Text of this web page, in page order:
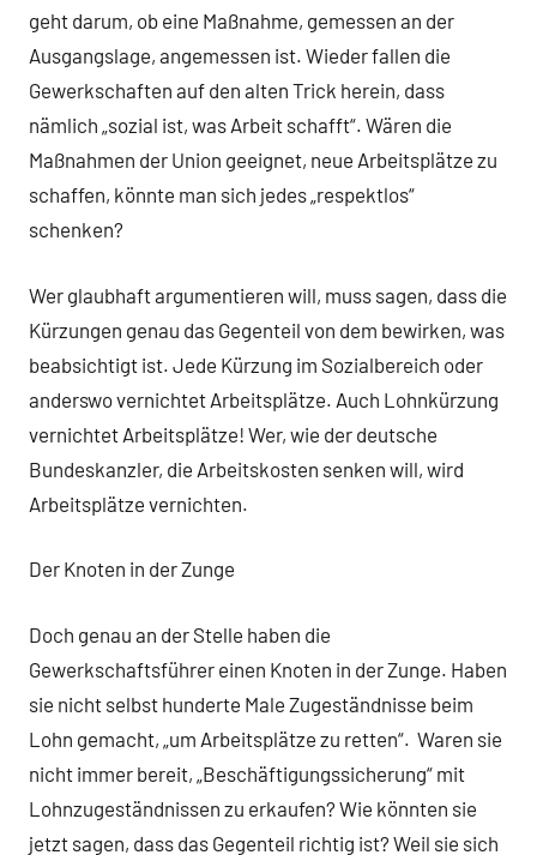
geht darum, ob eine Maßnahme, gemessen an der
Ausgangslage, angemessen ist. Wieder fallen die
Gewerkschaften auf den alten Trick herein, dass
nämlich „sozial ist, was Arbeit schafft“. Wären die
Maßnahmen der Union geeignet, neue Arbeitsplätze zu
schaffen, könnte man sich jedes „respektlos“
schenken?
Wer glaubhaft argumentieren will, muss sagen, dass die
Kürzungen genau das Gegenteil von dem bewirken, was
beabsichtigt ist. Jede Kürzung im Sozialbereich oder
anderswo vernichtet Arbeitsplätze. Auch Lohnkürzung
vernichtet Arbeitsplätze! Wer, wie der deutsche
Bundeskanzler, die Arbeitskosten senken will, wird
Arbeitsplätze vernichten.
Der Knoten in der Zunge
Doch genau an der Stelle haben die
Gewerkschaftsführer einen Knoten in der Zunge. Haben
sie nicht selbst hunderte Male Zugeständnisse beim
Lohn gemacht, „um Arbeitsplätze zu retten“. Waren sie
nicht immer bereit, „Beschäftigungssicherung“ mit
Lohnzugeständnissen zu erkaufen? Wie könnten sie
jetzt sagen, dass das Gegenteil richtig ist? Weil sie sich